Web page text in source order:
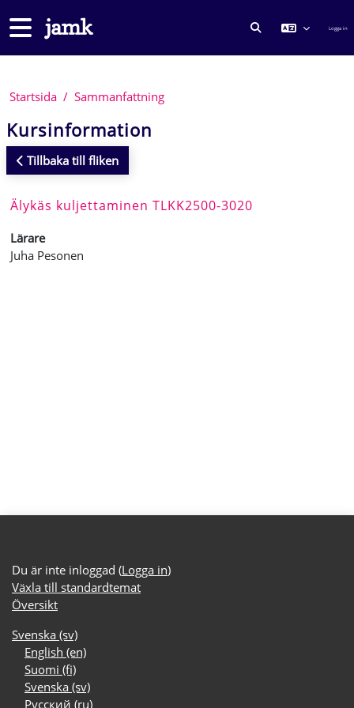
Sidopanel
VÄXLA Logga in
Startsida Sammanfattning
Kursinformation
Tillbaka till fliken
Älykäs kuljettaminen TLKK2500-3020
Lärare
Juha Pesonen
Du är inte inloggad (Logga in)
Växla till standardtemat
Översikt
Svenska ‎(sv)‎
English ‎(en)‎
Suomi ‎(fi)‎
Svenska ‎(sv)‎
Русский ‎(ru)‎